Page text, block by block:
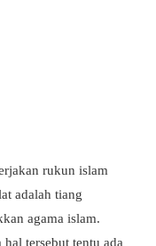
rukun islam
adalah tiang
agama islam.
tersebut tentu ada